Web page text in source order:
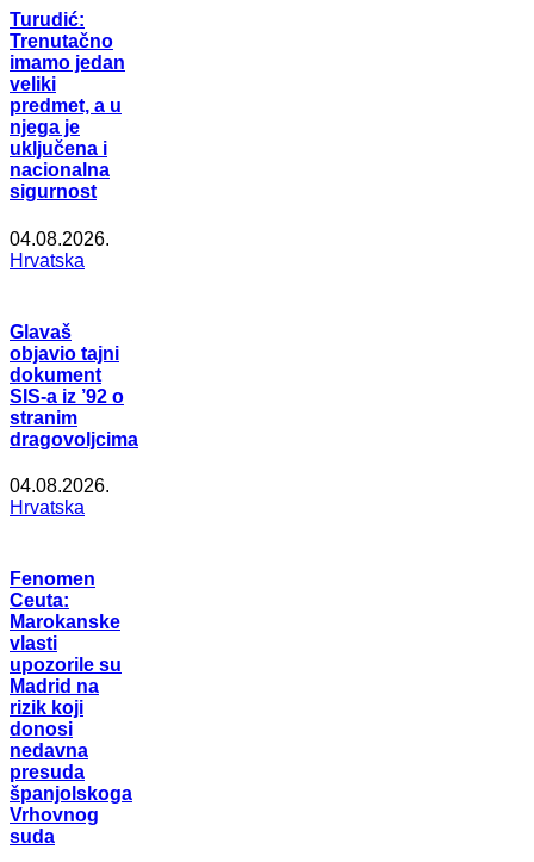
Turudić:
Trenutačno
imamo jedan
veliki
predmet, a u
njega je
uključena i
nacionalna
sigurnost
04.08.2026.
Hrvatska
Glavaš
objavio tajni
dokument
SIS-a iz ’92 o
stranim
dragovoljcima
04.08.2026.
Hrvatska
Fenomen
Ceuta:
Marokanske
vlasti
upozorile su
Madrid na
rizik koji
donosi
nedavna
presuda
španjolskoga
Vrhovnog
suda